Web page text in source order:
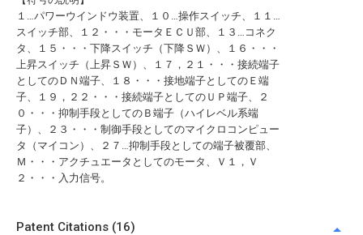
１…パワーウインドウ装置、１０…操作スイッチ、１１…
スイッチ部、１２・・・モータＥＣＵ部、１３…コネク
タ、１５・・・下降スイッチ（下降ＳＷ）、１６・・・
上昇スイッチ（上昇ＳＷ）、１７，２１・・・接続端子
としてのＤＮ端子、１８・・・接地端子としてのＥ端
子、１９，２２・・・接続端子としてのＵＰ端子、２
０・・・抑制手段としてのＢ端子（ハイレベル系端
子）、２３・・・制御手段としてのマイクロコンピュー
タ（マイコン）、２７…抑制手段としての端子被覆部、
Ｍ・・・アクチュエータとしてのモータ、Ｖ１，Ｖ
２・・・入力信号。
Patent Citations (16)